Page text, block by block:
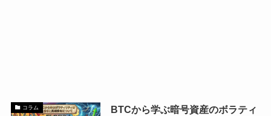
コラム
BTCから学ぶ暗号資産のボラティ